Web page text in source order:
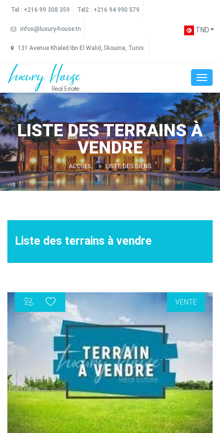
Tel : +216 99 308 359 Tel2 : +216 94 990 579
infos@luxury-house.tn
131 Avenue Khaled Ibn El Walid, l’Aouina, Tunis.
TND
LISTE DES TERRAINS À
VENDRE
ACCUEIL LISTE DES BIENS
Liste des terrains à vendre
VENTE